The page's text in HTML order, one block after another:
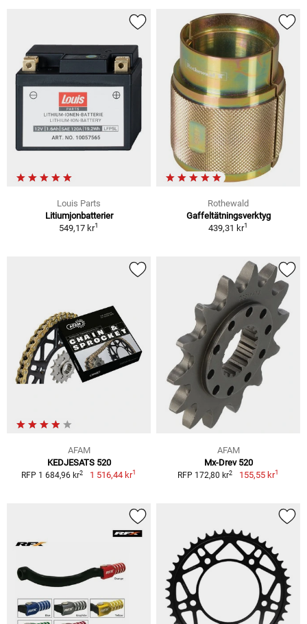
Louis Parts
Litiumjonbatterier
549,17 kr1
Rothewald
Gaffeltätningsverktyg
439,31 kr1
AFAM
KEDJESATS 520
RFP 1 684,96 kr2 1 516,44 kr1
AFAM
Mx-Drev 520
RFP 172,80 kr2 155,55 kr1